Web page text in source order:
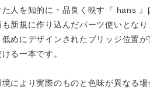
人を知的に・品良く映す『 hans
新規に作り込んだパーツ使いとな
めにデザインされたブリッジ位置
る一本です。
により実際のものと色味が異なる場